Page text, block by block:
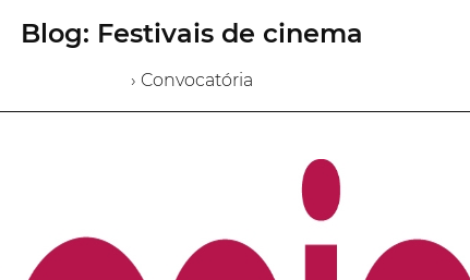
Blog: Festivais de cinema
› Convocatória